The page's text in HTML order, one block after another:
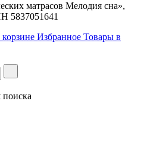
матрасов Мелодия сна»,
5837051641
Избранное Товары в
поиска